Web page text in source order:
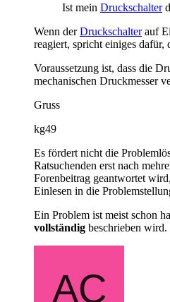
Ist mein Druckschalter
Wenn derDruckschalterauf
reagiert, spricht einiges dafür,
Voraussetzung ist, dass die
mechanischen Druckmesser
Gruss
kg49
Es fördert nicht die
Ratsuchenden erst nach
Forenbeitrag geantwortet
Einlesen in die
Ein Problem ist meist schon
vollständig beschrieben wird.